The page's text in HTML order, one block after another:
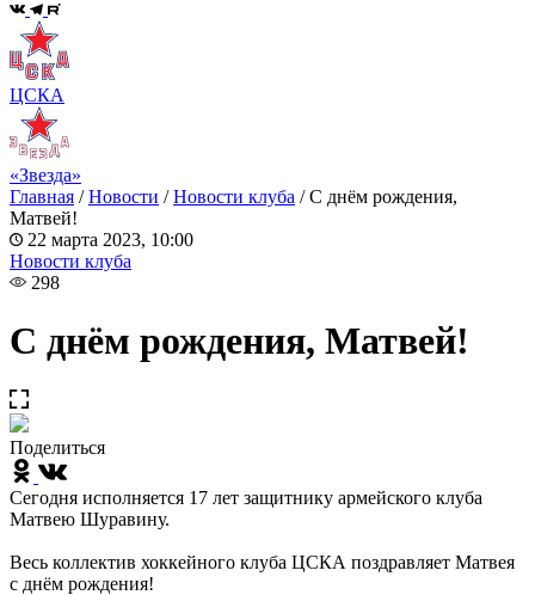
ЦСКА
«Звезда»
Главная /Новости /Новости клуба /С днём рождения,
Матвей!
22 марта 2023, 10:00
Новости клуба
298
С днём рождения, Матвей!
Поделиться
Сегодня исполняется 17 лет защитнику армейского клуба
Матвею Шуравину.
Весь коллектив хоккейного клуба ЦСКА поздравляет Матвея
с днём рождения!